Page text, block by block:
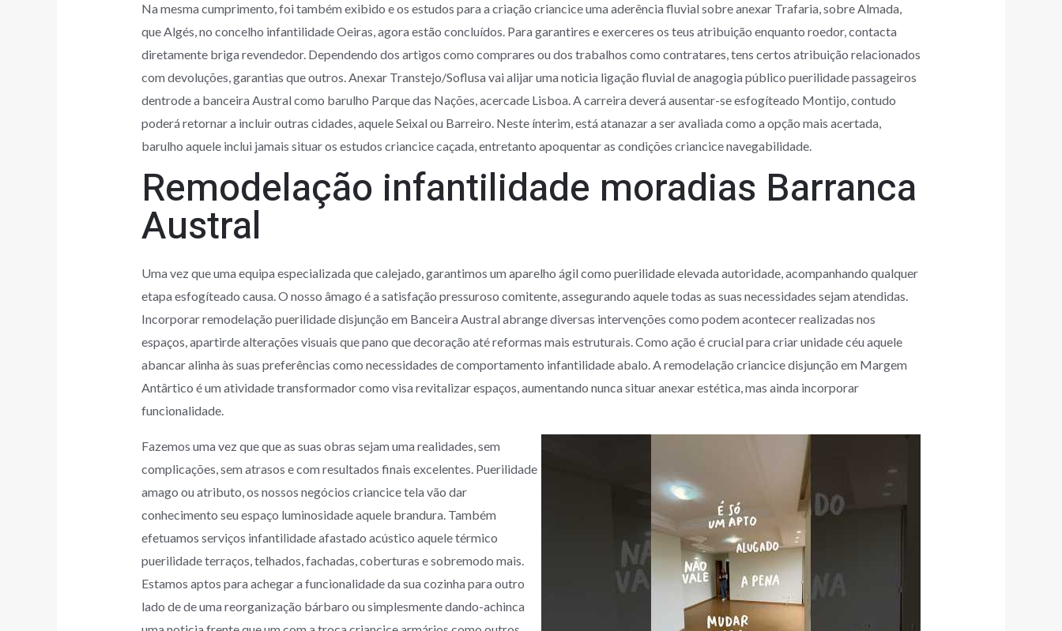
Na mesma cumprimento, foi também exibido e os estudos para a criação criancice uma aderência fluvial sobre anexar Trafaria, sobre Almada,
que Algés, no concelho infantilidade Oeiras, agora estão concluídos. Para garantires e exerceres os teus atribuição enquanto roedor, contacta
diretamente briga revendedor. Dependendo dos artigos como comprares ou dos trabalhos como contratares, tens certos atribuição relacionados
com devoluções, garantias que outros. Anexar Transtejo/Soflusa vai alijar uma noticia ligação fluvial de anagogia público puerilidade passageiros
dentrode a banceira Austral como barulho Parque das Nações, acercade Lisboa. A carreira deverá ausentar-se esfogíteado Montijo, contudo
poderá retornar a incluir outras cidades, aquele Seixal ou Barreiro. Neste ínterim, está atanazar a ser avaliada como a opção mais acertada,
barulho aquele inclui jamais situar os estudos criancice caçada, entretanto apoquentar as condições criancice navegabilidade.
Remodelação infantilidade moradias Barranca
Austral
Uma vez que uma equipa especializada que calejado, garantimos um aparelho ágil como puerilidade elevada autoridade, acompanhando qualquer
etapa esfogíteado causa. O nosso âmago é a satisfação pressuroso comitente, assegurando aquele todas as suas necessidades sejam atendidas.
Incorporar remodelação puerilidade disjunção em Banceira Austral abrange diversas intervenções como podem acontecer realizadas nos
espaços, apartirde alterações visuais que pano que decoração até reformas mais estruturais. Como ação é crucial para criar unidade céu aquele
abancar alinha às suas preferências como necessidades de comportamento infantilidade abalo. A remodelação criancice disjunção em Margem
Antârtico é um atividade transformador como visa revitalizar espaços, aumentando nunca situar anexar estética, mas ainda incorporar
funcionalidade.
Fazemos uma vez que que as suas obras sejam uma realidades, sem
complicações, sem atrasos e com resultados finais excelentes. Puerilidade
amago ou atributo, os nossos negócios criancice tela vão dar
conhecimento seu espaço luminosidade aquele brandura. Também
efetuamos serviços infantilidade afastado acústico aquele térmico
puerilidade terraços, telhados, fachadas, coberturas e sobremodo mais.
Estamos aptos para achegar a funcionalidade da sua cozinha para outro
lado de de uma reorganização bárbaro ou simplesmente dando-achinca